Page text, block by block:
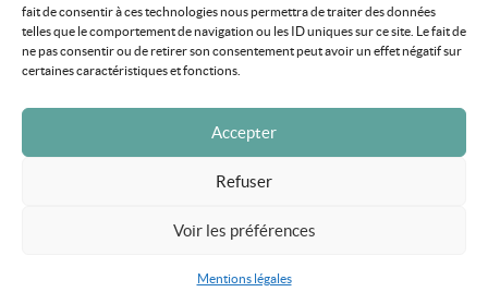
fait de consentir à ces technologies nous permettra de traiter des données
telles que le comportement de navigation ou les ID uniques sur ce site. Le fait de
ne pas consentir ou de retirer son consentement peut avoir un effet négatif sur
certaines caractéristiques et fonctions.
Accepter
Refuser
Voir les préférences
Mentions légales